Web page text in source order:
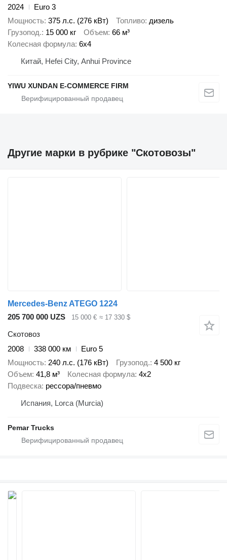
2024
Euro 3
Мощность 375 л.с. (276 кВт) Топливо дизель
Грузопод. 15 000 кг Объем 66 м³
Колесная формула 6x4
Китай, Hefei City, Anhui Province
YIWU XUNDAN E-COMMERCE FIRM
Другие марки в рубрике "Скотовозы"
Mercedes-Benz ATEGO 1224
205 700 000 UZS
15 000 € ≈ 17 330 $
Скотовоз
2008
338 000 км
Euro 5
Мощность 240 л.с. (176 кВт) Грузопод. 4 500 кг
Объем 41,8 м³ Колесная формула 4x2
Подвеска рессора/пневмо
Испания, Lorca (Murcia)
Pemar Trucks